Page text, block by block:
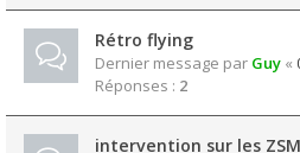
Rétro flying
Dernier message par Guy «
Réponses : 2
intervention sur les